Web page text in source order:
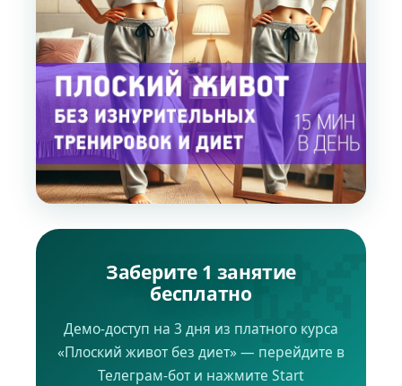
Заберите 1 занятие
бесплатно
Демо-доступ на 3 дня из платного курса
«Плоский живот без диет» — перейдите в
Телеграм-бот и нажмите Start